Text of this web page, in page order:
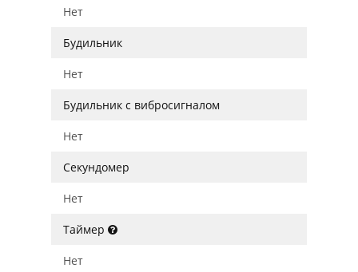
Нет
Будильник
Нет
Будильник с вибросигналом
Нет
Секундомер
Нет
Таймер
Нет